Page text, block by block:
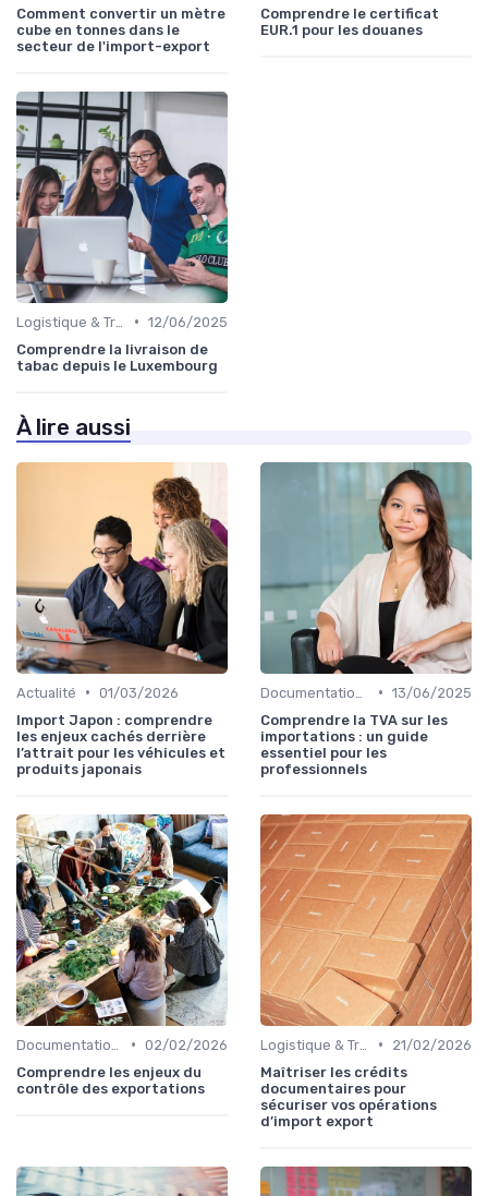
Comment convertir un mètre
cube en tonnes dans le
secteur de l'import-export
Comprendre le certificat
EUR.1 pour les douanes
• 12/06/2025
Comprendre la livraison de
tabac depuis le Luxembourg
À lire aussi
Actualité • 01/03/2026
Import Japon : comprendre
les enjeux cachés derrière
l’attrait pour les véhicules et
produits japonais
• 13/06/2025
Comprendre la TVA sur les
importations : un guide
essentiel pour les
professionnels
• 02/02/2026
Comprendre les enjeux du
contrôle des exportations
•
21/02/2026
Maîtriser les crédits
documentaires pour
sécuriser vos opérations
d’import export